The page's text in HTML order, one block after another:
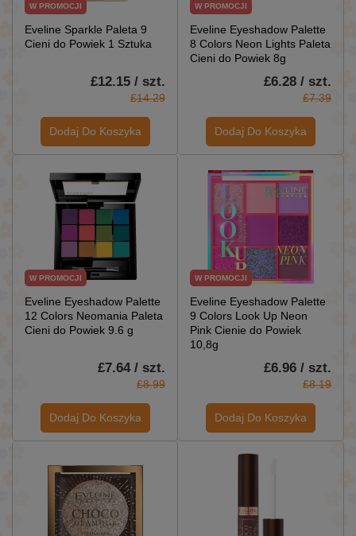
W PROMOCJI
Eveline Sparkle Paleta 9
Cieni do Powiek 1 Sztuka
£12.15 / szt.
£14.29
Dodaj Do Koszyka
W PROMOCJI
Eveline Eyeshadow Palette
8 Colors Neon Lights Paleta
Cieni do Powiek 8g
£6.28 / szt.
£7.39
Dodaj Do Koszyka
W PROMOCJI
Eveline Eyeshadow Palette
12 Colors Neomania Paleta
Cieni do Powiek 9.6 g
£7.64 / szt.
£8.99
Dodaj Do Koszyka
W PROMOCJI
Eveline Eyeshadow Palette
9 Colors Look Up Neon
Pink Cienie do Powiek
10,8g
£6.96 / szt.
£8.19
Dodaj Do Koszyka